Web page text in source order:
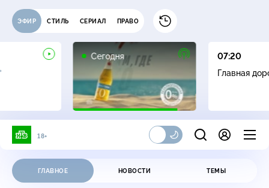
ЭФИР СТИЛЬ СЕРИАЛ ПРАВО
Сегодня
07:20
Главная
18+
НТВ.Ru // Новости,
ГЛАВНОЕ НОВОСТИ ТЕМЫ